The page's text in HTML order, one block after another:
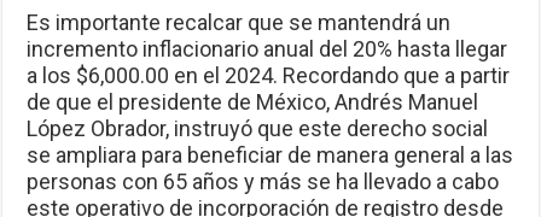
Es importante recalcar que se mantendrá un
incremento inflacionario anual del 20% hasta llegar
a los $6,000.00 en el 2024. Recordando que a partir
de que el presidente de México, Andrés Manuel
López Obrador, instruyó que este derecho social
se ampliara para beneficiar de manera general a las
personas con 65 años y más se ha llevado a cabo
este operativo de incorporación de registro desde